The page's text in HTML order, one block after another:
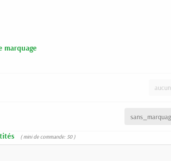
marquage
( mini de commande: 50 )